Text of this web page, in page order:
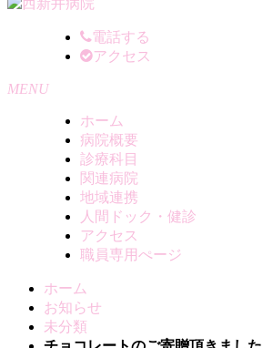
電話する
アクセス
MENU
ホーム
病院概要
診療科目
関連病院
地域連携
人間ドック・健診
アクセス
職員専用ぺージ
ホーム
お知らせ
未分類